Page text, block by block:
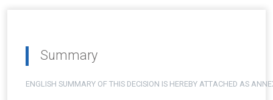
Summary
ENGLISH SUMMARY OF THIS DECISION IS HEREBY ATTACHED AS